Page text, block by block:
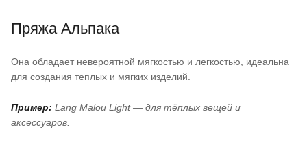
Пряжа Альпака
Она обладает невероятной мягкостью и легкостью, идеальна
для создания теплых и мягких изделий.
Пример: Lang Malou Light — для тёплых вещей и
аксессуаров.